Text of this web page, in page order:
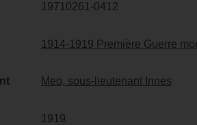
19710261-0412
1914-1919 Première Guerre
Meo, sous-lieutenant Innes
1919